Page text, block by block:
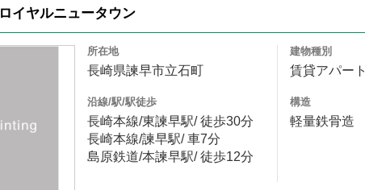
ロイヤルニュータウン
所在地
長崎県諫早市立石町
沿線/駅/駅徒歩
長崎本線/東諫早駅/ 徒歩30分
長崎本線/諫早駅/ 車7分
島原鉄道/本諫早駅/ 徒歩12分
建物種別
賃貸アパート
構造
軽量鉄骨造